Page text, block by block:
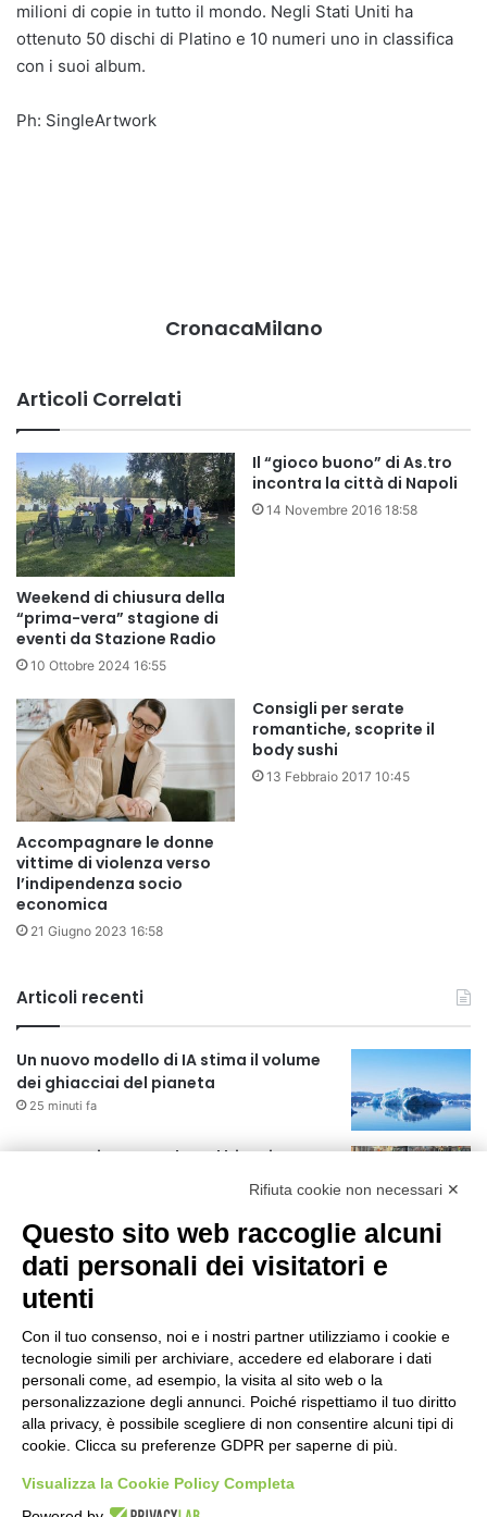
milioni di copie in tutto il mondo. Negli Stati Uniti ha
ottenuto 50 dischi di Platino e 10 numeri uno in classifica
con i suoi album.
Ph: SingleArtwork
CronacaMilano
Articoli Correlati
Weekend di chiusura della
“prima-vera” stagione di
eventi da Stazione Radio
10 Ottobre 2024 16:55
Il “gioco buono” di As.tro
incontra la città di Napoli
14 Novembre 2016 18:58
Accompagnare le donne
vittime di violenza verso
l’indipendenza socio
economica
21 Giugno 2023 16:58
Consigli per serate
romantiche, scoprite il
body sushi
13 Febbraio 2017 10:45
Articoli recenti
Un nuovo modello di IA stima il volume
dei ghiacciai del pianeta
25 minuti fa
Manutenzione strade, nel biennio
Il codice segreto dei neuroni: la
memoria della nascita che costruisce il
cervello
Una guida alimentare per affrontare i
giorni più caldi: come idratarsi e cosa
portare in tavola a Ferragosto
23 ore fa
Cinisello Balsamo fa scuola
1 giorno fa
Rifiuta cookie non necessari ✕
Questo sito web raccoglie alcuni
dati personali dei visitatori e
utenti
Con il tuo consenso, noi e i nostri partner utilizziamo i cookie e
tecnologie simili per archiviare, accedere ed elaborare i dati
personali come, ad esempio, la visita al sito web o la
personalizzazione degli annunci. Poiché rispettiamo il tuo diritto
alla privacy, è possibile scegliere di non consentire alcuni tipi di
cookie. Clicca su preferenze GDPR per saperne di più.
Visualizza la Cookie Policy Completa